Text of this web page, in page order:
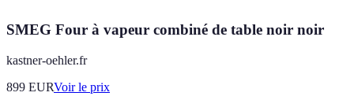
SMEG Four à vapeur combiné de table noir noir
kastner-oehler.fr
899 EURVoir le prix